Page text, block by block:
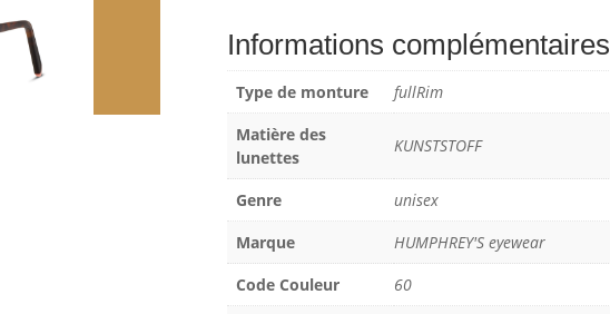
Informations complémentaires
Type de monture
fullRim
Matière des
lunettes
KUNSTSTOFF
Genre
unisex
Marque
HUMPHREY'S eyewear
Code Couleur
60